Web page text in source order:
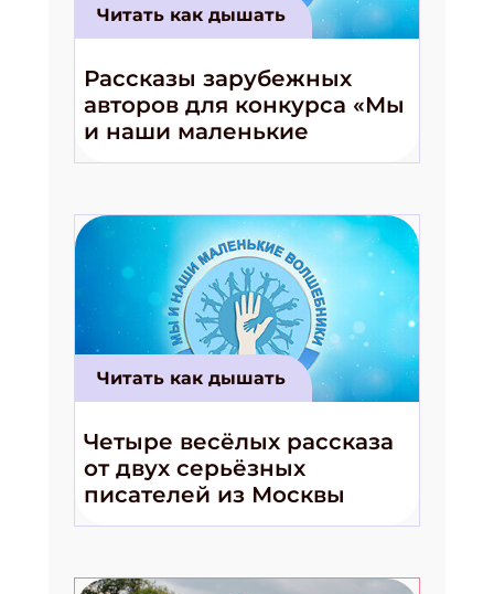
Читать как дышать
Рассказы зарубежных
авторов для конкурса «Мы
и наши маленькие
волшебники!»
Читать как дышать
Четыре весёлых рассказа
от двух серьёзных
писателей из Москвы